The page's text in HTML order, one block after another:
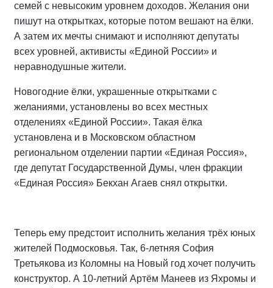
семей с невысоким уровнем доходов. Желания они
пишут на открытках, которые потом вешают на ёлки.
А затем их мечты снимают и исполняют депутаты
всех уровней, активисты «Единой России» и
неравнодушные жители.
Новогодние ёлки, украшенные открытками с
желаниями, установлены во всех местных
отделениях «Единой России». Такая ёлка
установлена и в Московском областном
региональном отделении партии «Единая Россия»,
где депутат Государственной Думы, член фракции
«Единая Россия» Бекхан Агаев снял открытки.
Теперь ему предстоит исполнить желания трёх юных
жителей Подмосковья. Так, 6-летняя София
Третьякова из Коломны на Новый год хочет получить
конструктор. А 10-летний Артём Манеев из Яхромы и